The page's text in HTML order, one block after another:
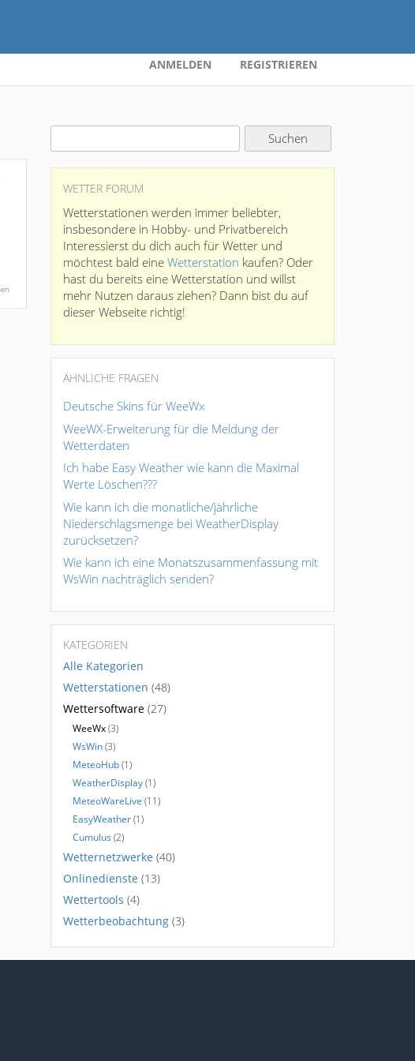
ANMELDEN REGISTRIEREN
WETTER FORUM
Wetterstationen werden immer beliebter,
insbesondere in Hobby- und Privatbereich
Interessierst du dich auch für Wetter und
möchtest bald eine Wetterstation kaufen? Oder
hast du bereits eine Wetterstation und willst
mehr Nutzen daraus ziehen? Dann bist du auf
dieser Webseite richtig!
ÄHNLICHE FRAGEN
Deutsche Skins für WeeWx
WeeWX-Erweiterung für die Meldung der
Wetterdaten
Ich habe Easy Weather wie kann die Maximal
Werte Löschen???
Wie kann ich die monatliche/jährliche
Niederschlagsmenge bei WeatherDisplay
zurücksetzen?
Wie kann ich eine Monatszusammenfassung mit
WsWin nachträglich senden?
KATEGORIEN
Alle Kategorien
Wetterstationen (48)
Wettersoftware (27)
WeeWx(3)
WsWin(3)
MeteoHub(1)
WeatherDisplay(1)
MeteoWareLive (11)
EasyWeather(1)
Cumulus (2)
Wetternetzwerke (40)
Onlinedienste (13)
Wettertools (4)
Wetterbeobachtung (3)